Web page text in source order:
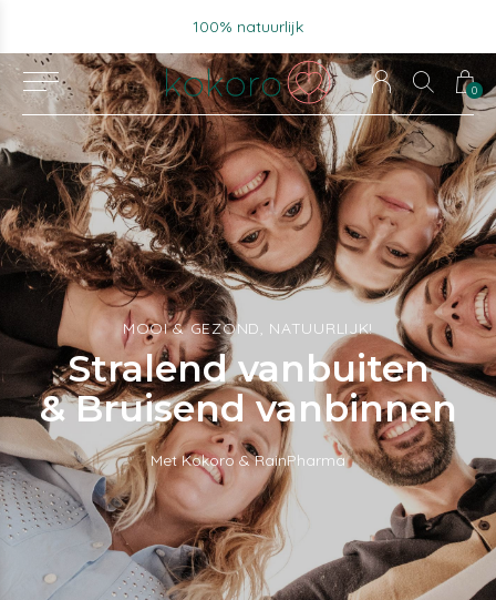
0
Voor 15u besteld, zelfde werkdag verzonden.
MOOI & GEZOND, NATUURLIJK!
Stralend vanbuiten
& Bruisend vanbinnen
Met Kokoro & RainPharma